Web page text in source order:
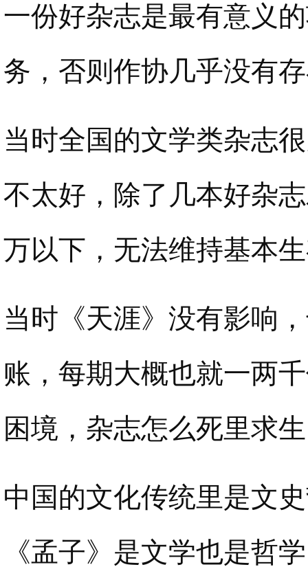
一份好杂志是最有意义
务，否则作协几乎没有
当时全国的文学类杂志
不太好，除了几本好杂
万以下，无法维持基本
当时《天涯》没有影响
账，每期大概也就一两
困境，杂志怎么死里求
中国的文化传统里是文
《孟子》是文学也是哲